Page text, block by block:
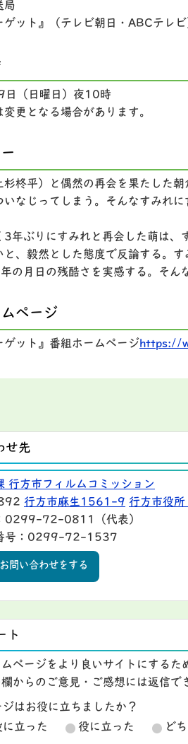
局
ゲット』（テレビ朝日・ABCテレビ
（日曜日）夜10時
更となる場合があります。
杉柊平）と偶然の再会を果たした
いなじってしまう。そんなすみれ
3年ぶりにすみれと再会した萌は
と、毅然とした態度で反論する。
の月日の残酷さを実感する。そ
ページ
ゲット』番組ホームページhttps://
せ先
行方市フィルムコミッション
行方市麻生1561-9 行方市役
0299-72-0811（代表）
号：0299-72-1537
問い合わせをする
ト
ページをより良いサイトにする
からのご意見・ご感想には返信で
はお役に立ちましたか？
立った
役に立った ど